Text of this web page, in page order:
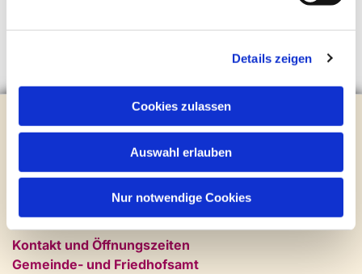
Details zeigen
Cookies zulassen
Auswahl erlauben
Nur notwendige Cookies
Brockhagener Straße 28 | 33803 Steinhagen
0 52 04 / 36 28
Mail:gemeindeamt@kirche-steinhagen.de
Newsletter abonnieren
Kontakt und Öffnungszeiten
Gemeinde- und Friedhofsamt